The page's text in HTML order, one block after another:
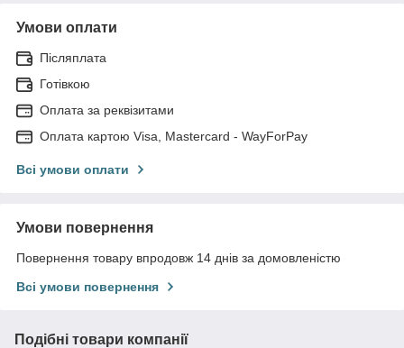
Умови оплати
Післяплата
Готівкою
Оплата за реквізитами
Оплата картою Visa, Mastercard - WayForPay
Всі умови оплати
Умови повернення
Повернення товару впродовж 14 днів за домовленістю
Всі умови повернення
Подібні товари компанії